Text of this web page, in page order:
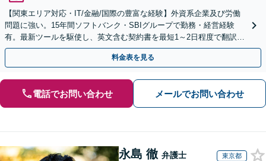
【関東エリア対応・IT/金融/国際の豊富な経験】外資系企業及び労働
問題に強い。15年間ソフトバンク・SBIグループで勤務・経営経験
有。最新ツールを駆使し、英文含む契約書を最短1～2日程度で翻訳・
レビュー。大手中小・外資系企業の顧問可
料金表を見る
電話でお問い合わせ メールでお問い合わせ
永島 徹 弁護士 東京都